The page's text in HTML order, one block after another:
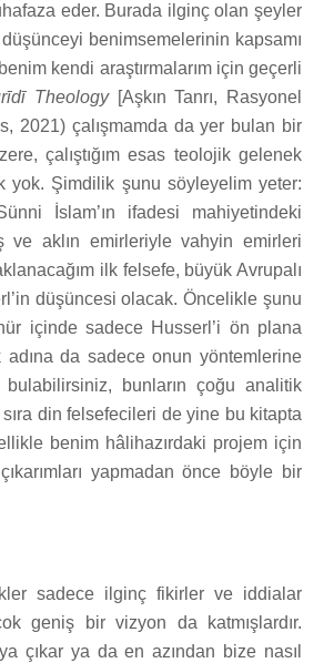
eder. Burada ilginç olan şeyler
benimsemelerinin kapsamı
kendi araştırmalarım için geçerli
Theology[Aşkın Tanrı, Rasyonel
2021) çalışmamda da yer bulan bir
çalıştığım esas teolojik gelenek
yok. Şimdilik şunu söyleyelim yeter:
İslam’ın ifadesi mahiyetindeki
aklın emirleriyle vahyin emirleri
ilk felsefe, büyük Avrupalı
düşüncesi olacak. Öncelikle şunu
içinde sadece Husserl’i ön plana
da sadece onun yöntemlerine
bunların çoğu analitik
din felsefecileri de yine bu kitapta
benim hâlihazırdaki projem için
yapmadan önce böyle bir
sadece ilginç fikirler ve iddialar
geniş bir vizyon da katmışlardır.
çıkar ya da en azından bize nasıl